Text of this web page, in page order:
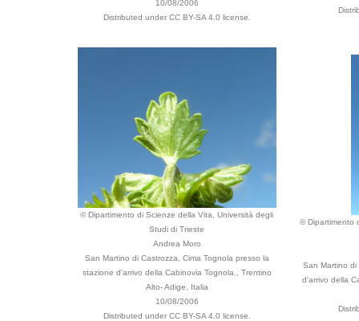
10/08/2006
Distributed under CC BY-SA 4.0 license.
© Dipartimento di Scienze della Vita, Università degli
Studi di Trieste
Andrea Moro
San Martino di Castrozza, Cima Tognola presso la
stazione d'arrivo della Cabinovia Tognola., Trentino
Alto- Adige, Italia
10/08/2006
Distributed under CC BY-SA 4.0 license.
© Dipartimento
San Martino di
d'arrivo della